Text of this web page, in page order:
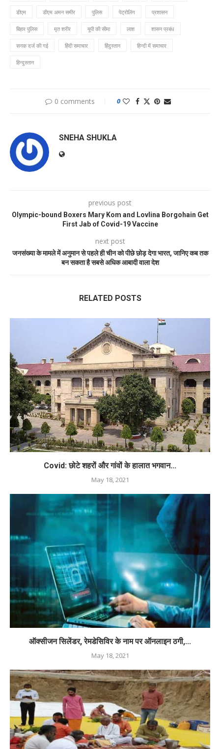
डीएम डीएम अमन समीर पुलिस पेट्रोलिंग प्रशासन
बिहार पुलिस मृत शरीर यूपी की सीमा लाश शासन प्रबंध
सनक दर्ज की गई हिंदी समाचार हिंदुस्तान हिन्दी में समाचार
हिन्दुस्तान
0 comments 0
SNEHA SHUKLA
previous post
Olympic-bound Boxers Mary Kom and Lovlina Borgohain Get
First Jab of Covid-19 Vaccine
next post
जनसंख्या के मामले में अनुमान से पहले ही चीन को पीछे छोड़ देगा भारत, जानिए कब तक
बन सकता है सबसे अधिक आबादी वाला देश
RELATED POSTS
Covid: छोटे शहरों और गांवों के हालात भगवान...
May 18, 2021
ऑक्सीजन सिलेंडर, रेमडेसिविर के नाम पर ऑनलाइन ठगी,...
May 18, 2021